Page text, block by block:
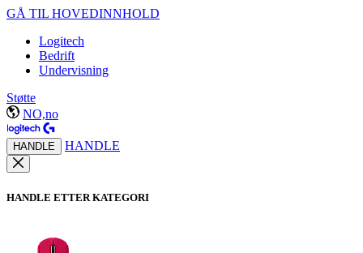
GÅ TIL HOVEDINNHOLD
Logitech
Bedrift
Undervisning
Støtte
NO,no
HANDLE HANDLE
HANDLE ETTER KATEGORI